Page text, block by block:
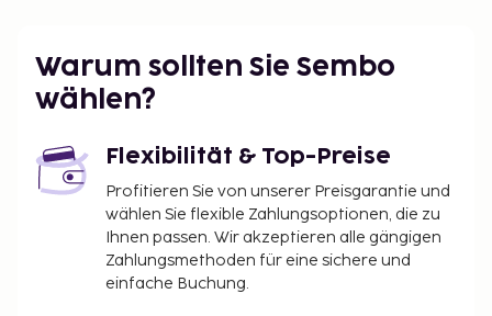
Warum sollten Sie Sembo
wählen?
Flexibilität & Top-Preise
Profitieren Sie von unserer Preisgarantie und
wählen Sie flexible Zahlungsoptionen, die zu
Ihnen passen. Wir akzeptieren alle gängigen
Zahlungsmethoden für eine sichere und
einfache Buchung.